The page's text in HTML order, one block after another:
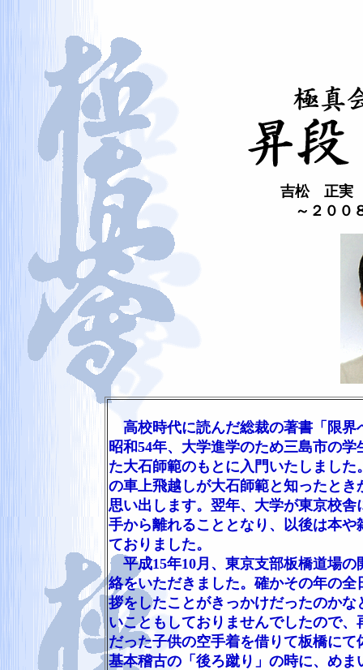
吉松 正実
～２００
高校時代に読んだ総裁の著書「限界
昭和54年、大学進学のため三島市の
た大石師範のもとに入門いたしまし
の車上飛越しが大石師範と知ったと
思い出します。翌年、大学が東京校
手から離れることとなり、以後は本
ておりました。
平成15年10月、東京支部板橋道場の
絡をいただきました。確かその年の
拶をしたことがきっかけだったのか
いこともしておりませんでしたので
だった子供の空手着を借りて板橋に
基本稽古の「後ろ蹴り」の時に、め